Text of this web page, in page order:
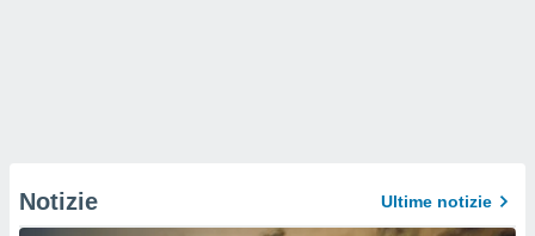
Notizie Ultime notizie